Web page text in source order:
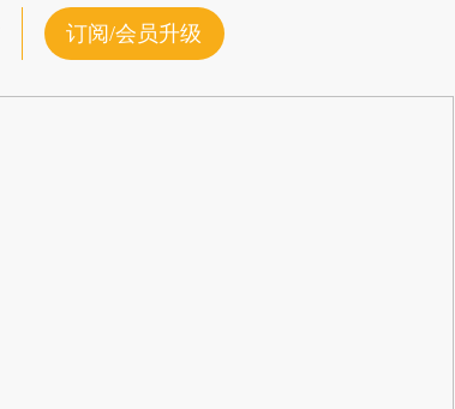
订阅/会员升级